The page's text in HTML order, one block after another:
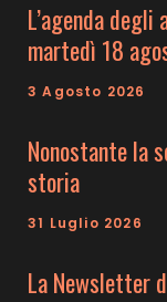
L’agenda
martedì 18
3 Agosto 2026
Nonostante la
storia
31 Luglio 2026
La Newsletter